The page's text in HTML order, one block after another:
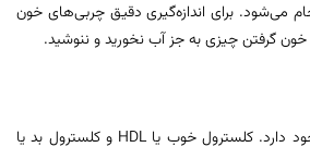
می‌شود. برای اندازه‌گیری دقیق چربی‌های خون
در بدن دو نوع کلسترول وجود دارد. کلسترول خوب یا HDL و کلسترول بد یا